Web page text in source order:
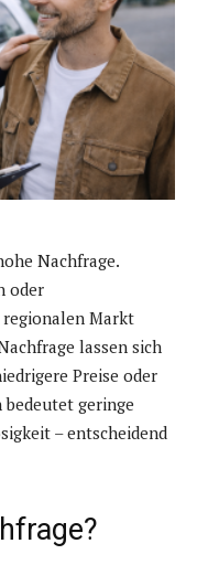
Nachfrage.
oder
Markt
lassen sich
Preise oder
geringe
– entscheidend